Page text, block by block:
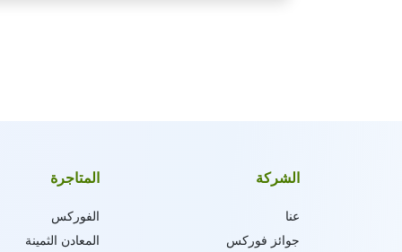
الشركة
عنا
جوائز فوركس
المتاجرة
الفوركس
المعادن الثمينة